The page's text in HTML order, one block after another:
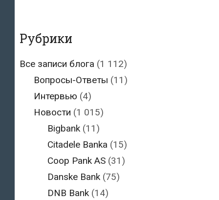
Рубрики
Все записи блога (1 112)
Вопросы-Ответы (11)
Интервью (4)
Новости (1 015)
Bigbank (11)
Citadele Banka (15)
Coop Pank AS (31)
Danske Bank (75)
DNB Bank (14)